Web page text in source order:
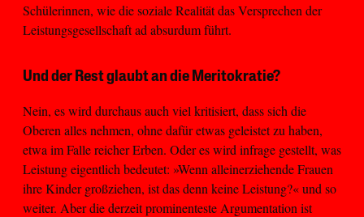
Schülerinnen, wie die soziale Realität das Versprechen der
Leistungsgesellschaft ad absurdum führt.
Und der Rest glaubt an die Meritokratie?
Nein, es wird durchaus auch viel kritisiert, dass sich die
Oberen alles nehmen, ohne dafür etwas geleistet zu haben,
etwa im Falle reicher Erben. Oder es wird infrage gestellt, was
Leistung eigentlich bedeutet: »Wenn alleinerziehende Frauen
ihre Kinder großziehen, ist das denn keine Leistung?« und so
weiter. Aber die derzeit prominenteste Argumentation ist